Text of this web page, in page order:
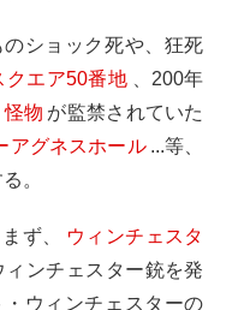
ショック死や、狂死
クエア50番地
、200年
怪物 が監禁されていた
アグネスホール ...等、
。
ず、
ウィンチェスタ
ィンチェスター銃を発
ウィンチェスターの